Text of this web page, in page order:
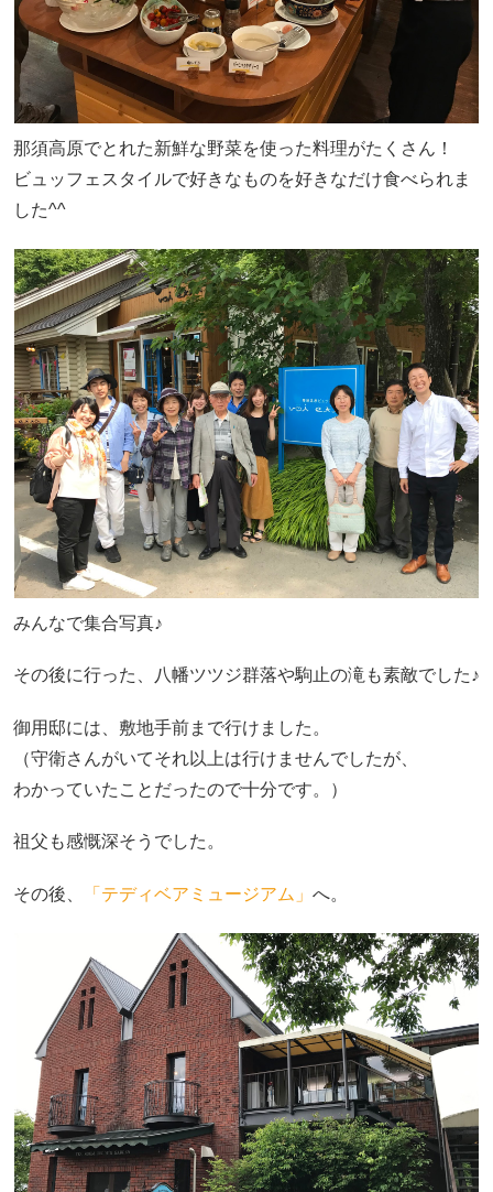
那須高原でとれた新鮮な野菜を使った料理がたくさん！
ビュッフェスタイルで好きなものを好きなだけ食べられま
した^^
みんなで集合写真♪
その後に行った、八幡ツツジ群落や駒止の滝も素敵でした♪
御用邸には、敷地手前まで行けました。
（守衛さんがいてそれ以上は行けませんでしたが、
わかっていたことだったので十分です。）
祖父も感慨深そうでした。
その後、 「テディベアミュージアム」 へ。